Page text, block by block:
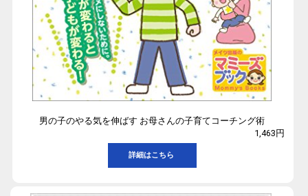
男の子のやる気を伸ばす お母さんの子育てコーチング術
1,463円
詳細はこちら